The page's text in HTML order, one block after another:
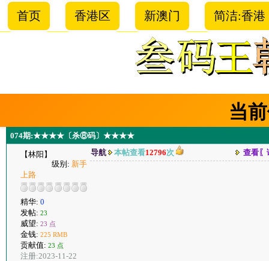
首页 香港区 新澳门 简洁:香港
当
074期:★★★★〔杀⑧码〕★★★★
【林阳】
级别: 新手
上路
精华: 0
发帖: 23
威望: 23 点
金钱: 225 RMB
贡献值: 23 点
注册:2023-11-22
导航 本帖查看12796次 查看〖